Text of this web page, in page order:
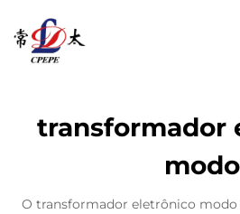
transformador
modo
O transformador eletrônico modo